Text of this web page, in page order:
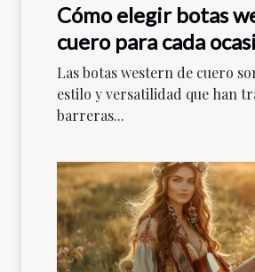
Cómo elegir botas
cuero para cada
Las botas western de cuero
estilo y versatilidad que han
barreras...